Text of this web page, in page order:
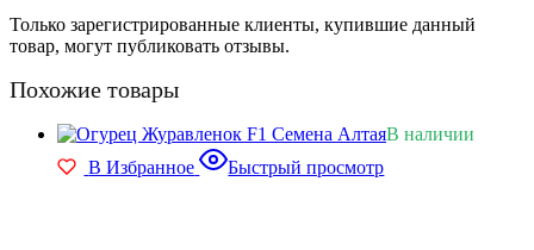
Только зарегистрированные клиенты, купившие данный
товар, могут публиковать отзывы.
Похожие товары
В наличии
В Избранное
Быстрый просмотр